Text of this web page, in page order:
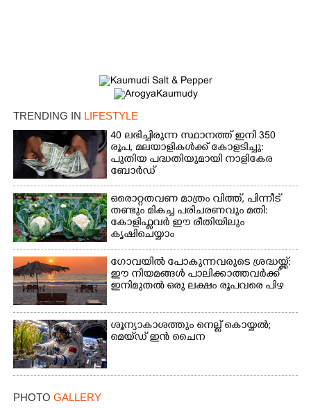
TRENDING IN LIFESTYLE
40 ലഭിച്ചിരുന്ന സ്ഥാനത്ത് ഇനി 350
രൂപ, മലയാളികൾക്ക് കോളടിച്ചു:
പുതിയ പദ്ധതിയുമായി നാളികേര
ബോർഡ്
ഒരൊറ്റതവണ മാത്രം വിത്ത്, പിന്നീട്
തണ്ടും മികച്ച പരിചരണവും മതി:
കോളിഫ്ലവർ ഈ രീതിയിലും
കൃഷിചെയ്യാം
ഗോവയിൽ പോകുന്നവരുടെ ശ്രദ്ധയ്ക്ക്:
ഈ നിയമങ്ങൾ പാലിക്കാത്തവർക്ക്
ഇനിമുതൽ ഒരു ലക്ഷം രൂപവരെ പിഴ
ശൂന്യാകാശത്തും നെല്ല് കൊയ്യൽ;
മെയ്‌ഡ് ഇൻ ചൈന
PHOTO GALLERY